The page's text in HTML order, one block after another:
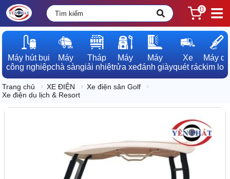
0
Máy hút bụi
công nghiệp
Máy
chà sàn
Tháp
giải nhiệt
Máy
rửa xe
Máy
đánh giày
Xe
quét rác
Máy dò
kim loại
Trang chủ XE ĐIỆN
Xe điện sân Golf
Xe điện du lịch & Resort